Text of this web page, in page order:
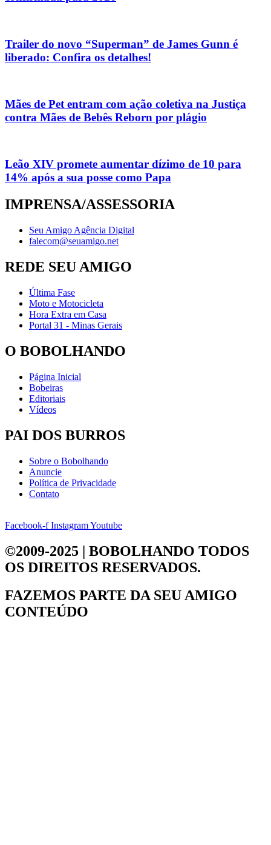
Trailer do novo “Superman” de James Gunn é
liberado: Confira os detalhes!
Mães de Pet entram com ação coletiva na Justiça
contra Mães de Bebês Reborn por plágio
Leão XIV promete aumentar dízimo de 10 para
14% após a sua posse como Papa
IMPRENSA/ASSESSORIA
Seu Amigo Agência Digital
falecom@seuamigo.net
REDE SEU AMIGO
Última Fase
Moto e Motocicleta
Hora Extra em Casa
Portal 31 - Minas Gerais
O BOBOLHANDO
Página Inicial
Bobeiras
Editoriais
Vídeos
PAI DOS BURROS
Sobre o Bobolhando
Anuncie
Política de Privacidade
Contato
Facebook-f InstagramYoutube
©2009-2025 | BOBOLHANDO TODOS
OS DIREITOS RESERVADOS.
FAZEMOS PARTE DA SEU AMIGO
CONTEÚDO